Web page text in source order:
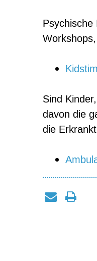
Sind
davon die
die